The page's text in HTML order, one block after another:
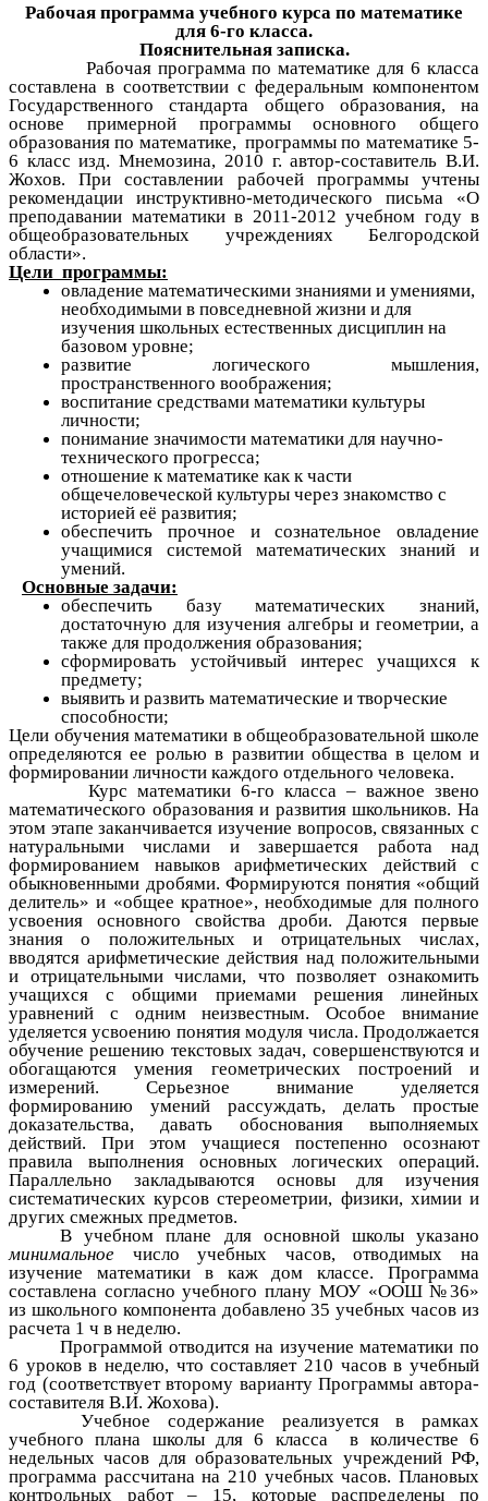
Рабочая программа учебного курса по математике
для 6-го класса.
Пояснительная записка.
Рабочая программа по математике для 6 класса
составлена в соответствии с федеральным компонентом
Государственного стандарта общего образования, на
основе примерной программы основного общего
образования по математике, программы по математике 5-
6 класс изд. Мнемозина, 2010 г. автор-составитель В.И.
Жохов. При составлении рабочей программы учтены
рекомендации инструктивно-методического письма «О
преподавании математики в 2011-2012 учебном году в
общеобразовательных учреждениях Белгородской
области».
Цели программы:
овладение математическими знаниями и умениями,
необходимыми в повседневной жизни и для
изучения школьных естественных дисциплин на
базовом уровне;
развитие логического мышления,
пространственного воображения;
воспитание средствами математики культуры
личности;
понимание значимости математики для научно-
технического прогресса;
отношение к математике как к части
общечеловеческой культуры через знакомство с
историей её развития;
обеспечить прочное и сознательное овладение
учащимися системой математических знаний и
умений.
Основные задачи:
обеспечить базу математических знаний,
достаточную для изучения алгебры и геометрии, а
также для продолжения образования;
сформировать устойчивый интерес учащихся к
предмету;
выявить и развить математические и творческие
способности;
Цели обучения математики в общеобразовательной школе
определяются ее ролью в развитии общества в целом и
формировании личности каждого отдельного человека.
Курс математики 6-го класса – важное звено
математического образования и развития школьников. На
этом этапе заканчивается изучение вопросов, связанных с
натуральными числами и завершается работа над
формированием навыков арифметических действий с
обыкновенными дробями. Формируются понятия «общий
делитель» и «общее кратное», необходимые для полного
усвоения основного свойства дроби. Даются первые
знания о положительных и отрицательных числах,
вводятся арифметические действия над положительными
и отрицательными числами, что позволяет ознакомить
учащихся с общими приемами решения линейных
уравнений с одним неизвестным. Особое внимание
уделяется усвоению понятия модуля числа. Продолжается
обучение решению текстовых задач, совершенствуются и
обогащаются умения геометрических построений и
измерений. Серьезное внимание уделяется
формированию умений рассуждать, делать простые
доказательства, давать обоснования выполняемых
действий. При этом учащиеся постепенно осознают
правила выполнения основных логических операций.
Параллельно закладываются основы для изучения
систематических курсов стереометрии, физики, химии и
других смежных предметов.
В учебном плане для основной школы указано
минимальное число учебных часов, отводимых на
изучение математики в каж дом классе. Программа
составлена согласно учебного плану МОУ «ООШ №36»
из школьного компонента добавлено 35 учебных часов из
расчета 1 ч в неделю.
Программой отводится на изучение математики по
6 уроков в неделю, что составляет 210 часов в учебный
год (соответствует второму варианту Программы автора-
составителя В.И. Жохова).
Учебное содержание реализуется в рамках
учебного плана школы для 6 класса в количестве 6
недельных часов для образовательных учреждений РФ,
программа рассчитана на 210 учебных часов. Плановых
контрольных работ – 15, которые распределены по